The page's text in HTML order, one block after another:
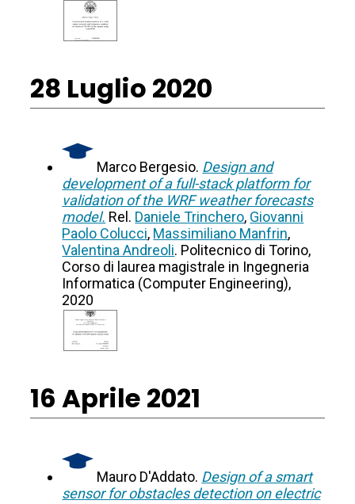
28 Luglio 2020
Marco Bergesio. Design and
development of a full-stack platform for
validation of the WRF weather forecasts
model. Rel. Daniele Trinchero, Giovanni
Paolo Colucci, Massimiliano Manfrin,
Valentina Andreoli. Politecnico di Torino,
Corso di laurea magistrale in Ingegneria
Informatica (Computer Engineering),
2020
16 Aprile 2021
Mauro D'Addato. Design of a smart
sensor for obstacles detection on electric